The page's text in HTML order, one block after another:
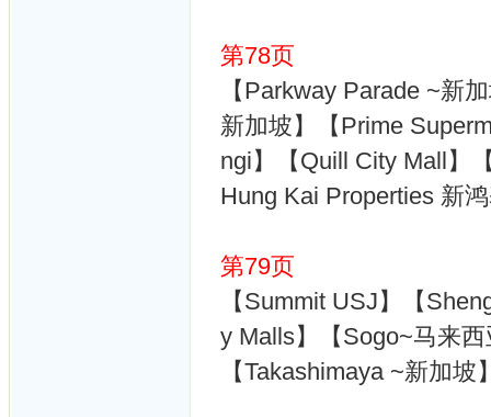
第78页
【Parkway Parade ~新
新加坡】【Prime
ngi】【Quill City Mall】
Hung Kai Properties 新
第79页
【Summit USJ】【
y Malls】【Sogo~马来
【Takashimaya ~新加